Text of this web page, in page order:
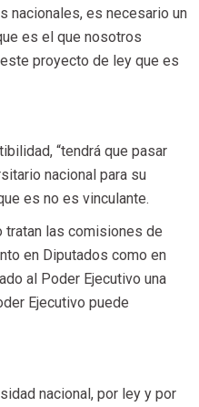
nacionales, es necesario un
es el que nosotros
proyecto de ley que es
“tendrá que pasar
nacional para su
es no es vinculante.
tratan las comisiones de
en Diputados como en
al Poder Ejecutivo una
Ejecutivo puede
nacional, por ley y por